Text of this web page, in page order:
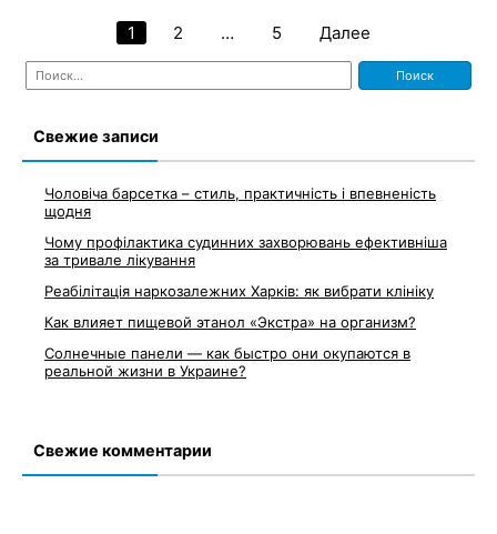
Навигация
по
1 2 … 5 Далее
Найти:
Свежие записи
Чоловіча барсетка – стиль, практичність і впевненість
щодня
Чому профілактика судинних захворювань ефективніша
за тривале лікування
Реабілітація наркозалежних Харків: як вибрати клініку
Как влияет пищевой этанол «Экстра» на организм?
Солнечные панели — как быстро они окупаются в
реальной жизни в Украине?
Свежие комментарии